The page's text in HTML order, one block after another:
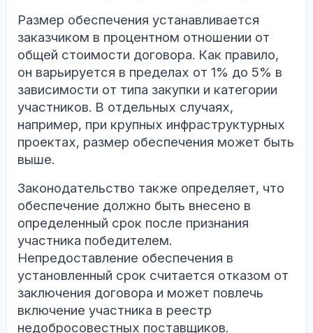
Размер обеспечения устанавливается
заказчиком в процентном отношении от
общей стоимости договора. Как правило,
он варьируется в пределах от 1% до 5% в
зависимости от типа закупки и категории
участников. В отдельных случаях,
например, при крупных инфраструктурных
проектах, размер обеспечения может быть
выше.
Законодательство также определяет, что
обеспечение должно быть внесено в
определенный срок после признания
участника победителем.
Непредоставление обеспечения в
установленный срок считается отказом от
заключения договора и может повлечь
включение участника в реестр
недобросовестных поставщиков.